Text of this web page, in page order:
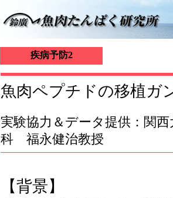
疾病予防2
魚肉ペプチドの移植ガ
実験協力＆データ提供：関
科 福永健治教授
【背景】